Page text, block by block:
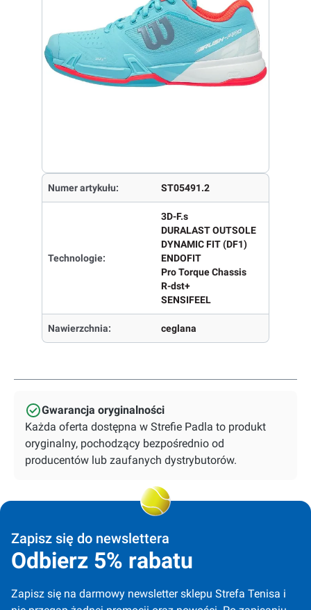
Numer artykułu: ST05491.2
Technologie:
3D-F.s
DURALAST OUTSOLE
DYNAMIC FIT (DF1)
ENDOFIT
Pro Torque Chassis
R-dst+
SENSIFEEL
Nawierzchnia: ceglana
Gwarancja oryginalności
Każda oferta dostępna w Strefie Padla to produkt
oryginalny, pochodzący bezpośrednio od
producentów lub zaufanych dystrybutorów.
Zapisz się do newslettera
Odbierz 5% rabatu
Zapisz się na darmowy newsletter sklepu Strefa Tenisa i